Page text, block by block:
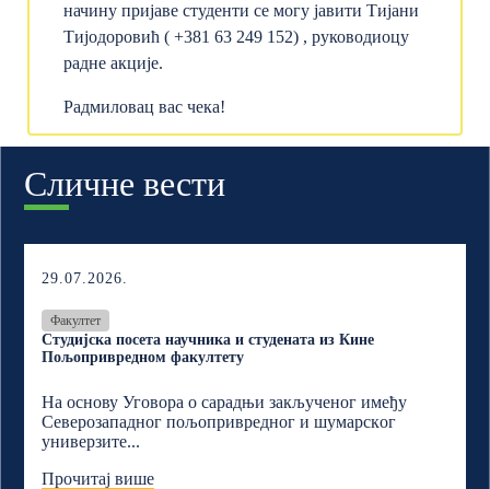
начину пријаве студенти се могу јавити Тијани
Тијодоровић ( +381 63 249 152) , руководиоцу
радне акције.
Радмиловац вас чека!
Сличне вести
29.07.2026.
Факултет
Студијска посета научника и студената из Кине
Пољопривредном факултету
На основу Уговора о сарадњи закљученог имеђу
Северозападног пољопривредног и шумарскoг
универзите...
Прочитај више